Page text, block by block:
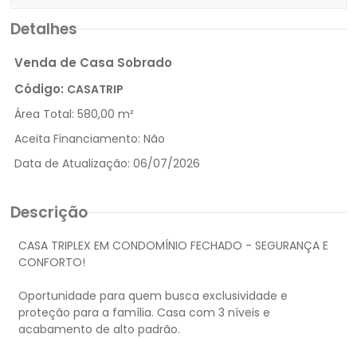
Detalhes
Venda de Casa Sobrado
Código: CASATRIP
Área Total: 580,00 m²
Aceita Financiamento: Não
Data de Atualização: 06/07/2026
Descrição
CASA TRIPLEX EM CONDOMÍNIO FECHADO - SEGURANÇA E
CONFORTO!
Oportunidade para quem busca exclusividade e
proteção para a família. Casa com 3 níveis e
acabamento de alto padrão.